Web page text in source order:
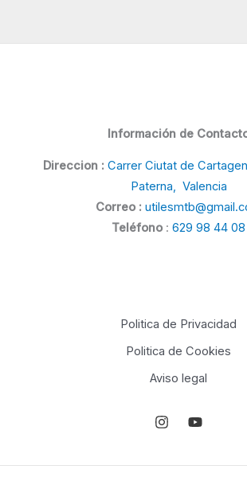
Información de
Direccion : Carrer Ciutat de
Paterna, Valencia
Correo :
Teléfono : 629 98 44 08
Politica de Privacidad
Politica de Cookies
Aviso legal